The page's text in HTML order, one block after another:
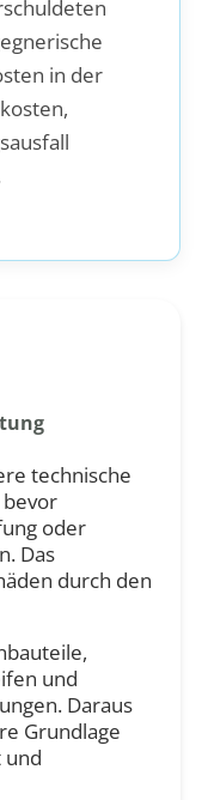
in der
technische
oder
Das
durch den
und
Daraus
Grundlage
und